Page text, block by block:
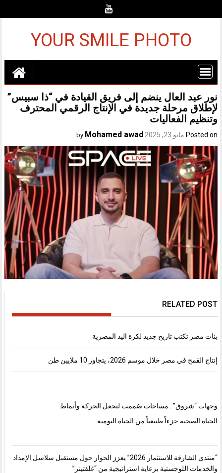
YOUR SMILE PHOTO
نور عبد العال ينضم إلى فريق القيادة في “ذا سبيس”
لإطلاق مرحلة جديدة في الإنتاج الرقمي المحترف
وتنظيم الفعاليات
Posted on مايو 23, 2025 Mohamed awad
RELATED POST
بنات مصر تكتب تاريخ جديد لكرة اليد المصرية
إنتاج القمح في مصر خلال موسم 2026، يتجاوز 10 ملايين طن
وجهات “شروق”.. مساحات صُممت لتجعل الحركة وأنماط
الحياة الصحية جزءاً طبيعياً من الحياة اليومية
“منتدى الشارقة للاستثمار 2026” يعزز الحوار حول مستقبل سلاسل الإمداد
والخدمات اللوجستية برعاية استراتيجية من “غلفتينر”